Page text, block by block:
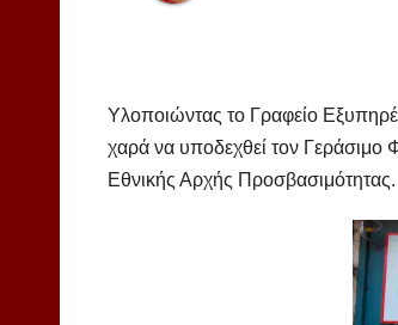
Υλοποιώντας το Γραφείο
χαρά να υποδεχθεί τον Γεράσιμο
Εθνικής Αρχής Προσβασιμότητας.